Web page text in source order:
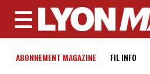
MENU
ABONNEMENT MAGAZINE FIL INFO